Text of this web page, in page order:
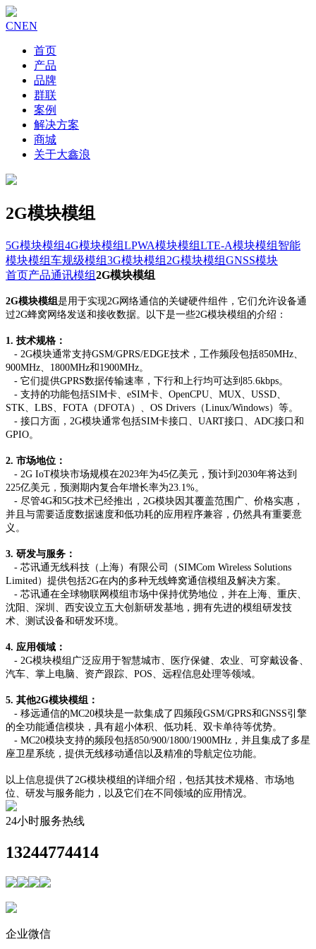
CNEN
首页
产品
品牌
群联
案例
解决方案
商城
关于大鑫浪
2G模块模组
5G模块模组4G模块模组LPWA模块模组LTE-A模块模组 智能
模块模组车规级模组3G模块模组 2G模块模组GNSS模块
首页产品通讯模组2G模块模组
2G模块模组 是用于实现2G网络通信的关键硬件组件，它们允许设备通
过2G蜂窝网络发送和接收数据。以下是一些2G模块模组的介绍：
1. 技术规格：
- 2G模块通常支持GSM/GPRS/EDGE技术，工作频段包括850MHz、
900MHz、1800MHz和1900MHz。
- 它们提供GPRS数据传输速率，下行和上行均可达到85.6kbps。
- 支持的功能包括SIM卡、eSIM卡、OpenCPU、MUX、USSD、
STK、LBS、FOTA（DFOTA）、OS Drivers（Linux/Windows）等。
- 接口方面，2G模块通常包括SIM卡接口、UART接口、ADC接口和
GPIO。
2. 市场地位：
- 2G IoT模块市场规模在2023年为45亿美元，预计到2030年将达到
225亿美元，预测期内复合年增长率为23.1%。
- 尽管4G和5G技术已经推出，2G模块因其覆盖范围广、价格实惠，
并且与需要适度数据速度和低功耗的应用程序兼容，仍然具有重要意
义。
3. 研发与服务：
- 芯讯通无线科技（上海）有限公司（SIMCom Wireless Solutions
Limited）提供包括2G在内的多种无线蜂窝通信模组及解决方案。
- 芯讯通在全球物联网模组市场中保持优势地位，并在上海、重庆、
沈阳、深圳、西安设立五大创新研发基地，拥有先进的模组研发技
术、测试设备和研发环境。
4. 应用领域：
- 2G模块模组广泛应用于智慧城市、医疗保健、农业、可穿戴设备、
汽车、掌上电脑、资产跟踪、POS、远程信息处理等领域。
5. 其他2G模块模组：
- 移远通信的MC20模块是一款集成了四频段GSM/GPRS和GNSS引擎
的全功能通信模块，具有超小体积、低功耗、双卡单待等优势。
- MC20模块支持的频段包括850/900/1800/1900MHz，并且集成了多星
座卫星系统，提供无线移动通信以及精准的导航定位功能。
以上信息提供了2G模块模组的详细介绍，包括其技术规格、市场地
位、研发与服务能力，以及它们在不同领域的应用情况。
24小时服务热线
13244774414
企业微信